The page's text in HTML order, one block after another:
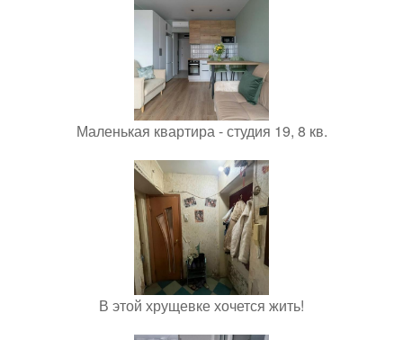
Маленькая квартира - студия 19, 8 кв.
В этой хрущевке хочется жить!